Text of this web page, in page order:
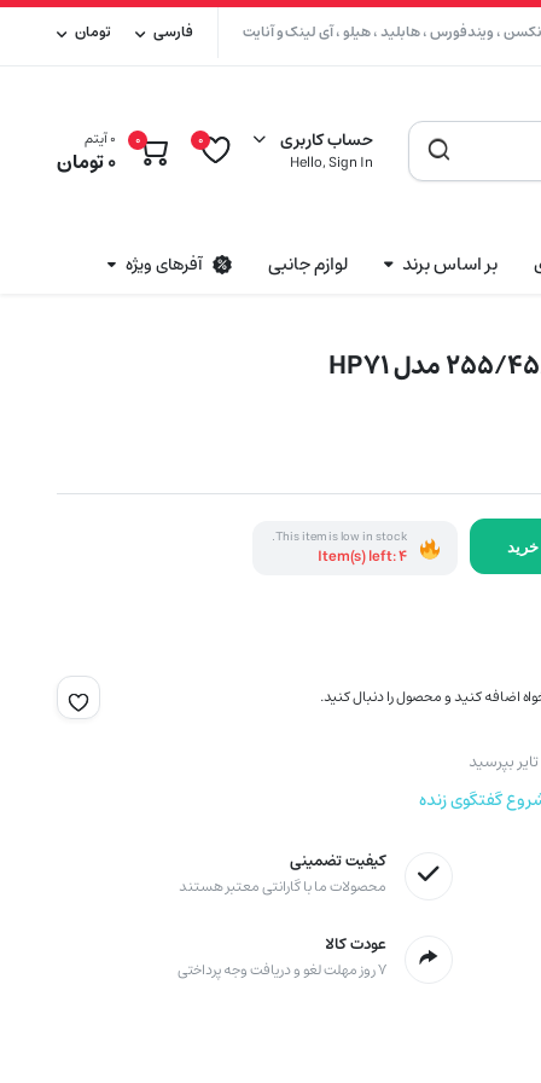
، ویندفورس ، هابلید ، هیلو ، آی لینک و آنایت فارسی تومان
حساب کاربری
Hello, Sign In
0
0 0 آیتم
0تومان
بر اساس برند لوازم جانبی آفرهای ویژه
This item is low in stock.
Item(s) left: 4
اضافه کنید و محصول را دنبال کنید.
بپرسید
گفتگوی زنده
کیفیت تضمینی
محصولات ما با گارانتی معتبر هستند
عودت کالا
۷ روز مهلت لغو و دریافت وجه پرداختی